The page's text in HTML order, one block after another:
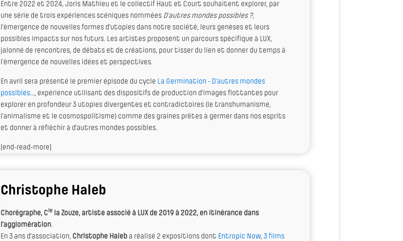
Entre 2022 et 2024, Joris Mathieu et le collectif Haut et Court souhaitent explorer, par
une série de trois expériences scéniques nommées D'autres mondes possibles ?,
l'émergence de nouvelles formes d'utopies dans notre société, leurs genèses et leurs
possibles impacts sur nos futurs. Les artistes proposent un parcours spécifique à LUX,
jalonné de rencontres, de débats et de créations, pour tisser du lien et donner du temps à
l'émergence de nouvelles idées et perspectives.
En avril sera présenté le premier épisode du cycle La Germination - D'autres mondes
possibles…, expérience utilisant des dispositifs de production d'images flottantes pour
explorer en profondeur 3 utopies divergentes et contradictoires (le transhumanisme,
l'animalisme et le cosmospolitisme) comme des graines prêtes à germer dans nos esprits
et donner à réfléchir à d'autres mondes possibles.
[end-read-more]
Christophe Haleb
Chorégraphe, Cie la Zouze, artiste associé à LUX de 2019 à 2022, en itinérance dans
l’agglomération.
En 3 ans d'association, Christophe Haleb a réalisé 2 expositions dont Entropic Now,3 films